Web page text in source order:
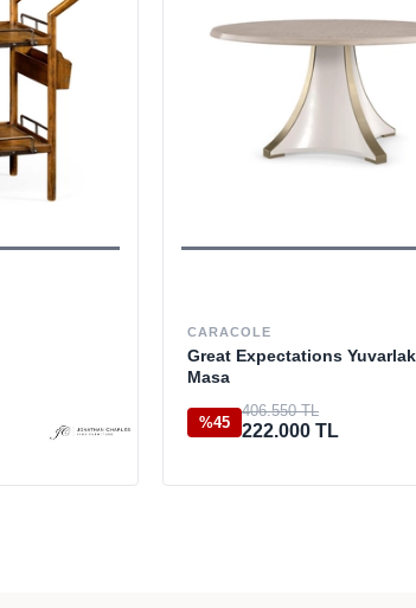
CARACOLE
Great Expectations Yuvarlak
Masa
%45
406.550 TL
222.000 TL